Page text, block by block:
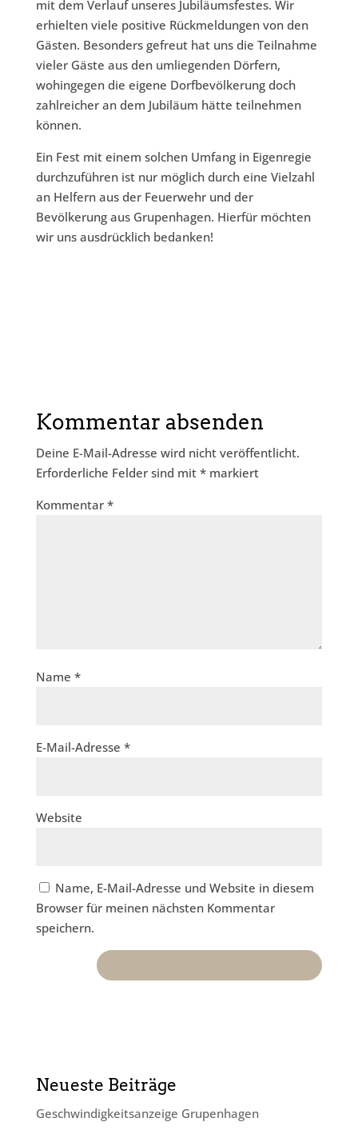
mit dem Verlauf unseres Jubiläumsfestes. Wir
erhielten viele positive Rückmeldungen von den
Gästen. Besonders gefreut hat uns die Teilnahme
vieler Gäste aus den umliegenden Dörfern,
wohingegen die eigene Dorfbevölkerung doch
zahlreicher an dem Jubiläum hätte teilnehmen
können.
Ein Fest mit einem solchen Umfang in Eigenregie
durchzuführen ist nur möglich durch eine Vielzahl
an Helfern aus der Feuerwehr und der
Bevölkerung aus Grupenhagen. Hierfür möchten
wir uns ausdrücklich bedanken!
Kommentar absenden
Deine E-Mail-Adresse wird nicht veröffentlicht.
Erforderliche Felder sind mit *markiert
Kommentar *
Name *
E-Mail-Adresse *
Website
Name, E-Mail-Adresse und Website in diesem
Browser für meinen nächsten Kommentar
speichern.
Neueste Beiträge
Geschwindig­keits­anzeige Grupenhagen